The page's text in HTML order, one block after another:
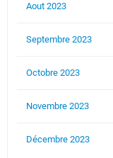
Aout 2023
Septembre 2023
Octobre 2023
Novembre 2023
Décembre 2023